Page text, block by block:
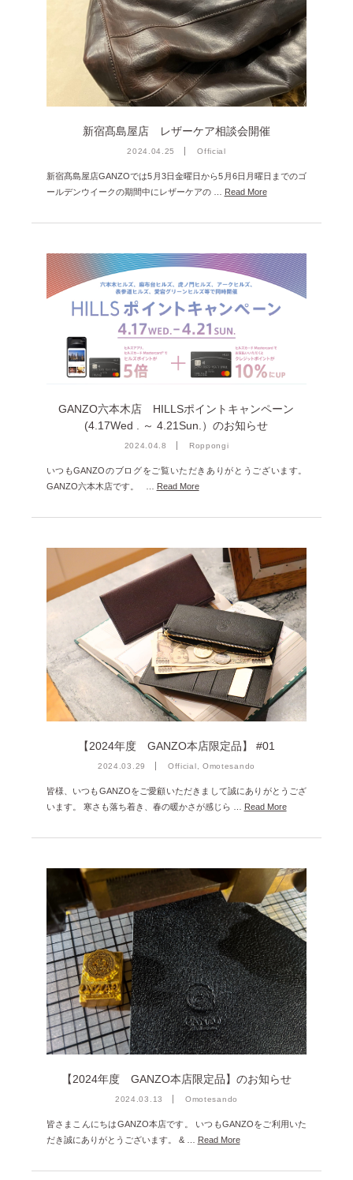
新宿髙島屋店 レザーケア相談会開催
2024.04.25 Official
新宿髙島屋店GANZOでは5月3日金曜日から5月6日月曜日までのゴ
ールデンウイークの期間中にレザーケアの …
Read More
GANZO六本木店 HILLSポイントキャンペーン
(4.17Wed . ～ 4.21Sun.）のお知らせ
2024.04.8 Roppongi
いつもGANZOのブログをご覧いただきありがとうございます。
GANZO六本木店です。 …
Read More
【2024年度 GANZO本店限定品】 #01
2024.03.29 Official, Omotesando
皆様、いつもGANZOをご愛顧いただきまして誠にありがとうござ
います。 寒さも落ち着き、春の暖かさが感じら …
Read More
【2024年度 GANZO本店限定品】のお知らせ
2024.03.13 Omotesando
皆さまこんにちはGANZO本店です。 いつもGANZOをご利用いた
だき誠にありがとうございます。 & … Read More